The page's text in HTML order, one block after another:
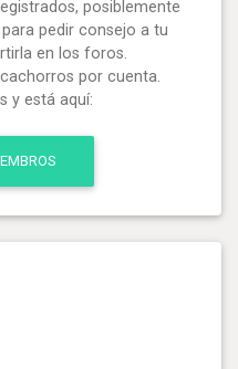
posiblemente
pedir consejo a tu
en los foros.
por cuenta.
y está aquí: